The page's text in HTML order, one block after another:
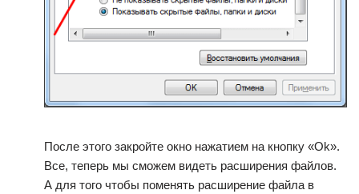
После этого закройте окно нажатием на кнопку «Ok».
Все, теперь мы сможем видеть расширения файлов.
А для того чтобы поменять расширение файла в